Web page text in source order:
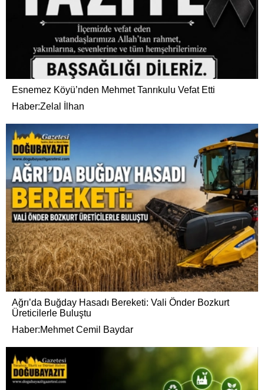
Esnemez Köyü’nden Mehmet Tanrıkulu Vefat Etti
Haber:Zelal İlhan
Ağrı’da Buğday Hasadı Bereketi: Vali Önder Bozkurt
Üreticilerle Buluştu
Haber:Mehmet Cemil Baydar